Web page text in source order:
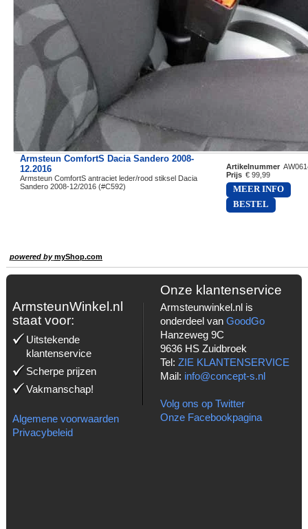
Armsteun ComfortS Dacia Sandero 2008-
12.2016
Armsteun ComfortS antraciet leder/rood stiksel Dacia
Sandero 2008-12/2016 (#C592)
Artikelnummer
Prijs € 99,99
MEER INFO
BESTEL
powered bymyShop.com
ArmsteunWinkel.nl
staat voor:
Uitstekende
klantenservice
Scherpe prijzen
Vakmanschap!
Algemene voorwaarden
Privacybeleid
Onze klantenservice
Armsteunwinkel.nl is
onderdeel van GoodGo
Hanzeweg 9C
9636 HS Zuidbroek
Tel: ZIE KLANTENSERVICE
Mail: info@concept-s.nl
Volg ons op Twitter
Onze Facebookpagina